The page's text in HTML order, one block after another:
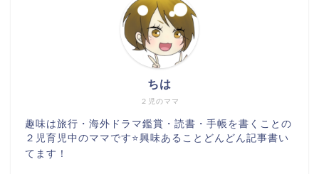
２児のママ
ちは
趣味は旅行・海外ドラマ鑑賞・読書・手帳を書くことの
２児育児中のママです⭐️興味あることどんどん記事書い
てます！